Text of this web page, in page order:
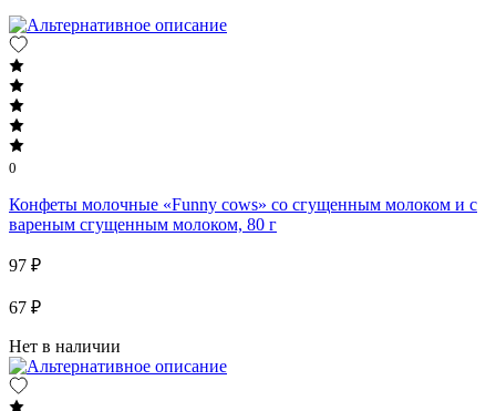
0
Конфеты молочные «Funny cows» со сгущенным молоком и с
вареным сгущенным молоком, 80 г
97 ₽
67 ₽
Нет в наличии